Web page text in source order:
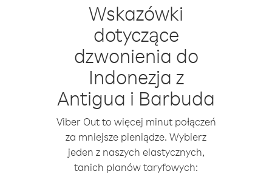
Wskazówki
dotyczące
dzwonienia do
Indonezja z
Antigua i Barbuda
Viber Out to więcej minut połączeń
za mniejsze pieniądze. Wybierz
jeden z naszych elastycznych,
tanich planów taryfowych: